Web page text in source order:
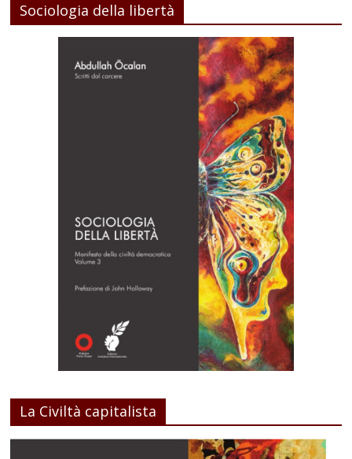
Sociologia della libertà
La Civiltà capitalista